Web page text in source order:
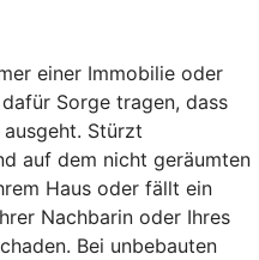
einer Immobilie oder
Sorge tragen, dass
Stürzt
auf dem nicht geräumten
Haus oder fällt ein
Nachbarin oder Ihres
Bei unbebauten